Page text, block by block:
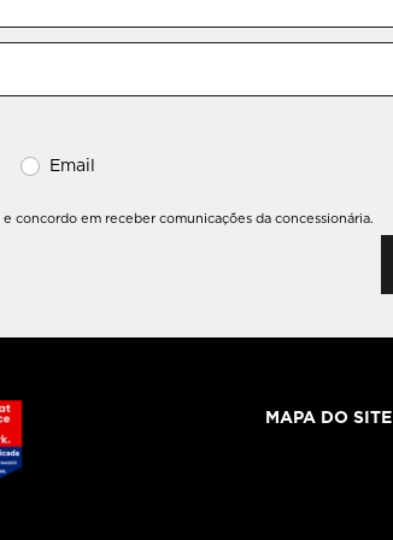
Email
e concordo em receber comunicações da concessionária.
MAPA DO SITE